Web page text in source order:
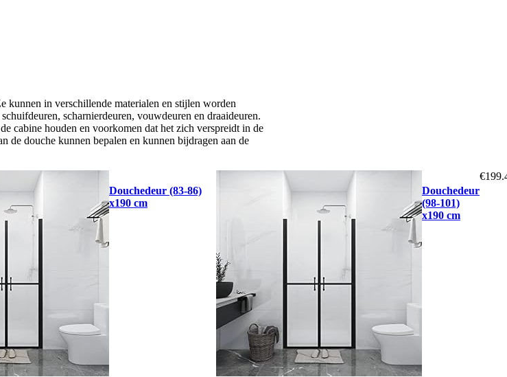
kunnen in verschillende materialen en stijlen worden
scharnierdeuren, vouwdeuren en draaideuren.
cabine houden en voorkomen dat het zich verspreidt in de
de douche kunnen bepalen en kunnen bijdragen aan de
Douchedeur (83-86)
x190 cm
Douchedeur
(98-101)
x190 cm
€